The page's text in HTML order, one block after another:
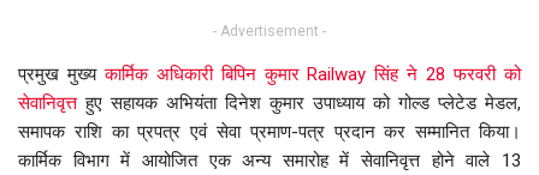
- Advertisement -
प्रमुख मुख्यकार्मिक अधिकारी बिपिन कुमार Railway सिंह ने 28 फरवरी को
सेवानिवृत्तहुए सहायक अभियंता दिनेश कुमार उपाध्याय को गोल्ड प्लेटेड मेडल,
समापक राशि का प्रपत्र एवं सेवा प्रमाण-पत्र प्रदान कर सम्मानित किया।
कार्मिक विभाग में आयोजित एक अन्य समारोह में सेवानिवृत्त होने वाले 13